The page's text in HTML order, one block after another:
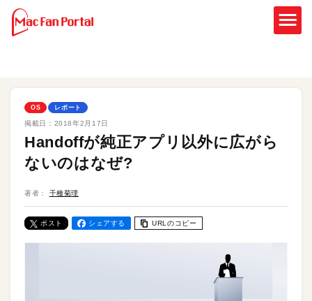
OS レポート
掲載日： 2018年2月17日
Handoffが純正アプリ以外に広がら
ないのはなぜ?
著者： 千種菊理
ポスト シェアする URLのコピー